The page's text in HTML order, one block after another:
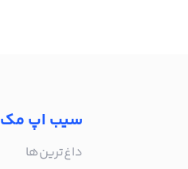
سیب اپ مک
داغ‌ترین‌ها